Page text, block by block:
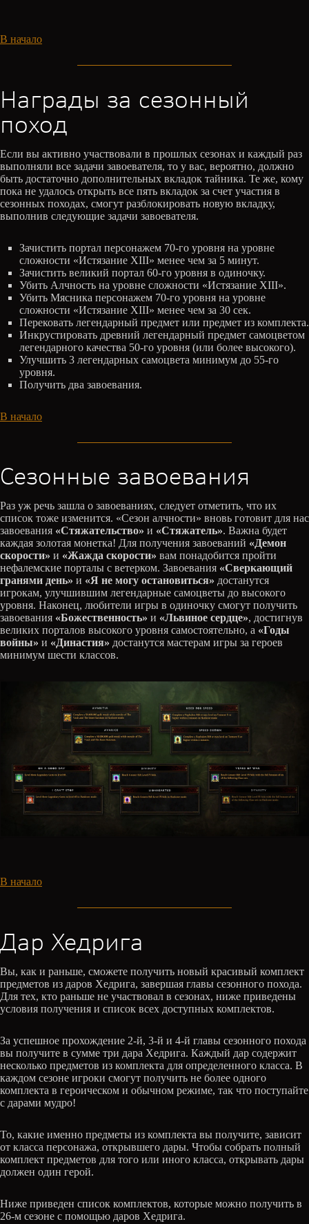
В начало
Награды за сезонный
поход
Если вы активно участвовали в прошлых сезонах и каждый раз
выполняли все задачи завоевателя, то у вас, вероятно, должно
быть достаточно дополнительных вкладок тайника. Те же, кому
пока не удалось открыть все пять вкладок за счет участия в
сезонных походах, смогут разблокировать новую вкладку,
выполнив следующие задачи завоевателя.
Зачистить портал персонажем 70-го уровня на уровне
сложности «Истязание XIII» менее чем за 5 минут.
Зачистить великий портал 60-го уровня в одиночку.
Убить Алчность на уровне сложности «Истязание XIII».
Убить Мясника персонажем 70-го уровня на уровне
сложности «Истязание XIII» менее чем за 30 сек.
Перековать легендарный предмет или предмет из комплекта.
Инкрустировать древний легендарный предмет самоцветом
легендарного качества 50-го уровня (или более высокого).
Улучшить 3 легендарных самоцвета минимум до 55-го
уровня.
Получить два завоевания.
В начало
Сезонные завоевания
Раз уж речь зашла о завоеваниях, следует отметить, что их
список тоже изменится. «Сезон алчности» вновь готовит для нас
завоевания «Стяжательство» и «Стяжатель». Важна будет
каждая золотая монетка! Для получения завоеваний «Демон
скорости» и «Жажда скорости» вам понадобится пройти
нефалемские порталы с ветерком. Завоевания «Сверкающий
гранями день» и «Я не могу остановиться» достанутся
игрокам, улучшившим легендарные самоцветы до высокого
уровня. Наконец, любители игры в одиночку смогут получить
завоевания «Божественность» и «Львиное сердце», достигнув
великих порталов высокого уровня самостоятельно, а «Годы
войны» и «Династия» достанутся мастерам игры за героев
минимум шести классов.
В начало
Дар Хедрига
Вы, как и раньше, сможете получить новый красивый комплект
предметов из даров Хедрига, завершая главы сезонного похода.
Для тех, кто раньше не участвовал в сезонах, ниже приведены
условия получения и список всех доступных комплектов.
За успешное прохождение 2-й, 3-й и 4-й главы сезонного похода
вы получите в сумме три дара Хедрига. Каждый дар содержит
несколько предметов из комплекта для определенного класса. В
каждом сезоне игроки смогут получить не более одного
комплекта в героическом и обычном режиме, так что поступайте
с дарами мудро!
То, какие именно предметы из комплекта вы получите, зависит
от класса персонажа, открывшего дары. Чтобы собрать полный
комплект предметов для того или иного класса, открывать дары
должен один герой.
Ниже приведен список комплектов, которые можно получить в
26-м сезоне с помощью даров Хедрига.